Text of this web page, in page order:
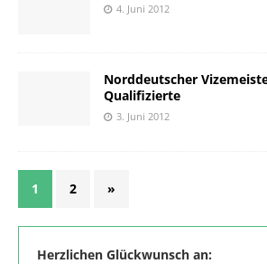
4. Juni 2012
Norddeutscher
Qualifizierte
3. Juni 2012
1 2 »
Herzlichen Glückwunsch an: